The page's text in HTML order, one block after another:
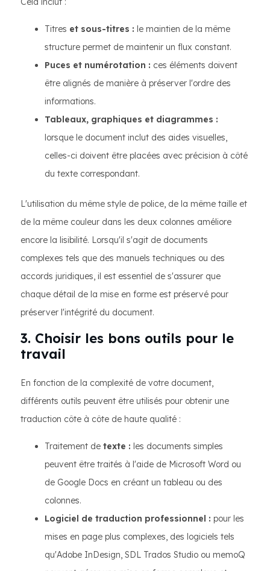
Titres et sous-titres : le maintien de la même
structure permet de maintenir un flux constant.
Puces et numérotation : ces éléments doivent
être alignés de manière à préserver l'ordre des
informations.
Tableaux, graphiques et diagrammes :
lorsque le document inclut des aides visuelles,
celles-ci doivent être placées avec précision à côté
du texte correspondant.
L'utilisation du même style de police, de la même taille et
de la même couleur dans les deux colonnes améliore
encore la lisibilité. Lorsqu'il s'agit de documents
complexes tels que des manuels techniques ou des
accords juridiques, il est essentiel de s'assurer que
chaque détail de la mise en forme est préservé pour
préserver l'intégrité du document.
3. Choisir les bons outils pour le
travail
En fonction de la complexité de votre document,
différents outils peuvent être utilisés pour obtenir une
traduction côte à côte de haute qualité :
Traitement de texte : les documents simples
peuvent être traités à l'aide de Microsoft Word ou
de Google Docs en créant un tableau ou des
colonnes.
Logiciel de traduction professionnel : pour les
mises en page plus complexes, des logiciels tels
qu'Adobe InDesign, SDL Trados Studio ou memoQ